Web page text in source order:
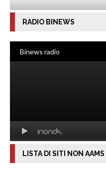
RADIO BINEWS
LISTA DI SITI NON AAMS